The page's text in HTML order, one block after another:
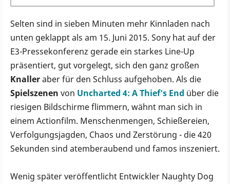
Selten sind in sieben Minuten mehr Kinnladen nach
unten geklappt als am 15. Juni 2015. Sony hat auf der
E3-Pressekonferenz gerade ein starkes Line-Up
präsentiert, gut vorgelegt, sich den ganz großen
Knalleraber für den Schluss aufgehoben. Als die
Spielszenen von Uncharted 4: A Thief's End über die
riesigen Bildschirme flimmern, wähnt man sich in
einem Actionfilm. Menschenmengen, Schießereien,
Verfolgungsjagden, Chaos und Zerstörung - die 420
Sekunden sind atemberaubend und famos inszeniert.
Wenig später veröffentlicht Entwickler Naughty Dog